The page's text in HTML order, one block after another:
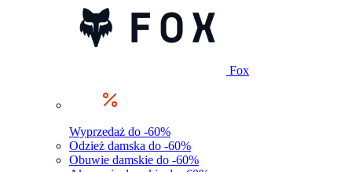
Fox
Wyprzedaż do -60%
Odzież damska do -60%
Obuwie damskie do -60%